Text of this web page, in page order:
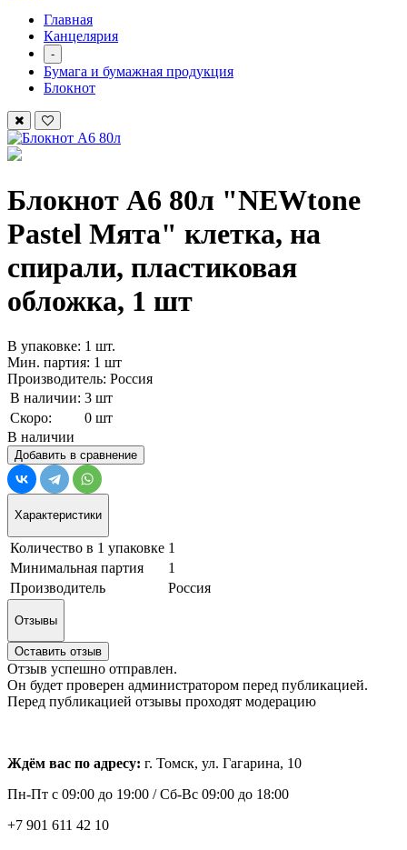
Главная
Канцелярия
-
Бумага и бумажная продукция
Блокнот
Блокнот А6 80л "NEWtone
Pastel Мята" клетка, на
спирали, пластиковая
обложка, 1 шт
В упаковке: 1 шт.
Мин. партия: 1 шт
Производитель: Россия
В наличии: 3 шт
Скоро:
0 шт
В наличии
Добавить в сравнение
Характеристики
Количество в 1 упаковке 1
Минимальная партия
1
Производитель
Россия
Отзывы
Оставить отзыв
Отзыв успешно отправлен.
Он будет проверен администратором перед публикацией.
Перед публикацией отзывы проходят модерацию
Ждём вас по адресу: г. Томск, ул. Гагарина, 10
Пн-Пт с 09:00 до 19:00 /Сб-Вс 09:00 до 18:00
+7 901 611 42 10